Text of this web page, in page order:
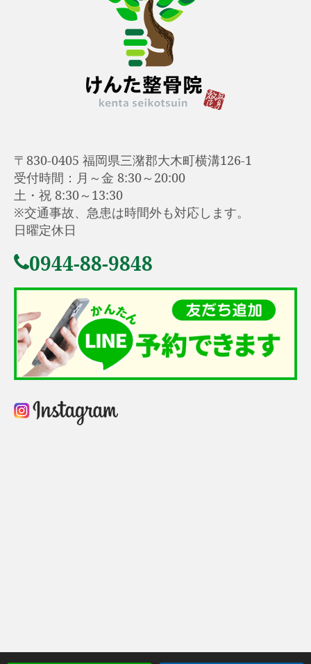
〒830-0405 福岡県三潴郡大木町横溝126-1
受付時間：月～金 8:30～20:00
土・祝 8:30～13:30
※交通事故、急患は時間外も対応します。
日曜定休日
0944-88-9848